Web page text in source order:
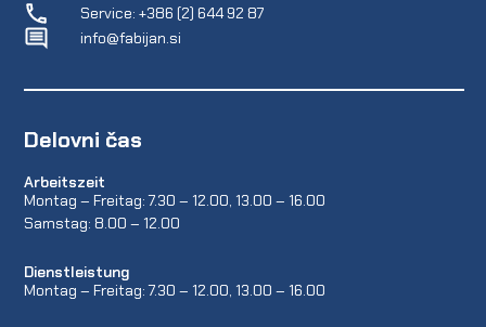
Service: +386 (2) 644 92 87
info@fabijan.si
Delovni čas
Arbeitszeit
Montag – Freitag: 7.30 – 12.00, 13.00 – 16.00
Samstag: 8.00 – 12.00
Dienstleistung
Montag – Freitag: 7.30 – 12.00, 13.00 – 16.00